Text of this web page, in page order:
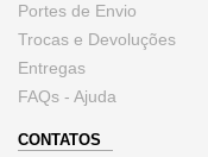
Portes de Envio
Trocas e Devoluções
Entregas
FAQs - Ajuda
CONTATOS